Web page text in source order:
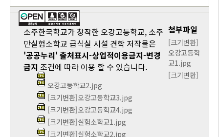
소주한국학교가 창작한 오강고등학교, 소주
만실험소학교 급식실 시설 견학 저작물은
'공공누리' 출처표시-상업적이용금지-변경
금지 조건에 따라 이용 할 수 있습니다.
첨부파일
[크기변환]
오강고등학
교1.jpg
[크기변환]
오강고등학교2.jpg
[크기변환]오강고등학교3.jpg
[크기변환]오강고등학교4.jpg
[크기변환]실험소학교1.jpg
[크기변환]실험소학교2.jpg